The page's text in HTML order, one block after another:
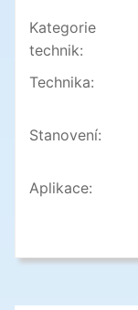
Kategorie
technik:
Technika:
Stanovení:
Aplikace: